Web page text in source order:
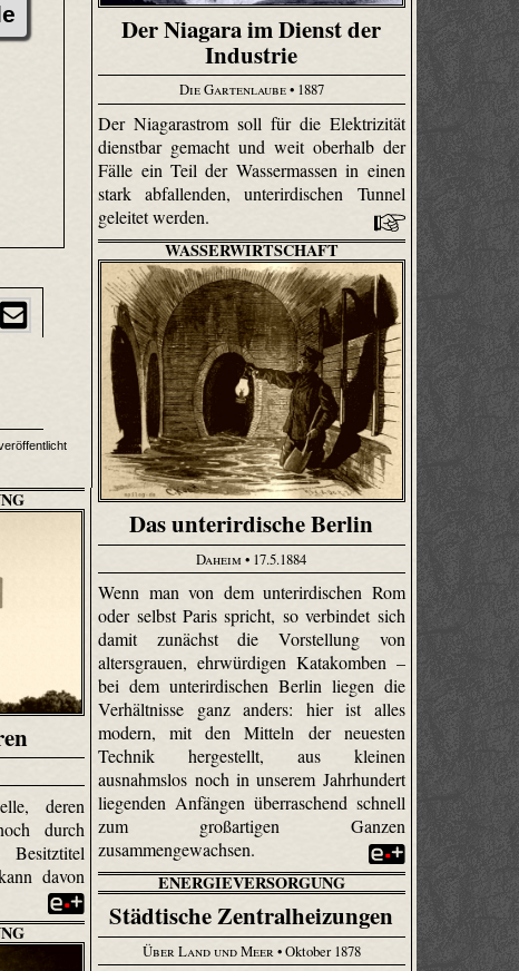
Der Niagara im Dienst der
Industrie
Die Gartenlaube• 1887
Der Niagarastrom soll für die Elektrizität
dienstbar gemacht und weit oberhalb der
Fälle ein Teil der Wassermassen in einen
stark abfallenden, unterirdischen Tunnel
geleitet werden.
WASSERWIRTSCHAFT
Das unterirdische Berlin
Daheim• 17.5.1884
Wenn man von dem unterirdischen Rom
oder selbst Paris spricht, so verbindet sich
damit zunächst die Vorstellung von
altersgrauen, ehrwürdigen Katakomben –
bei dem unterirdischen Berlin liegen die
Verhältnisse ganz anders: hier ist alles
modern, mit den Mitteln der neuesten
Technik hergestellt, aus kleinen
ausnahmslos noch in unserem Jahrhundert
liegenden Anfängen überraschend schnell
zum großartigen Ganzen
zusammengewachsen.
deren
durch
davon
ENERGIEVERSORGUNG
Städtische Zentralheizungen
Über Land und Meer• Oktober 1878